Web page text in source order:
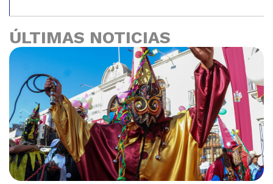
ÚLTIMAS NOTICIAS